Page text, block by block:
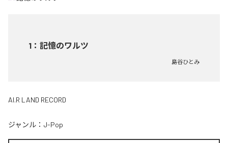
1 ： 記憶のワルツ
島谷ひとみ
AI.R LAND RECORD
ジャンル： J-Pop